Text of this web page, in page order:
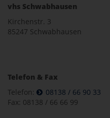
vhs Schwabhausen
Kirchenstr. 3
85247 Schwabhausen
Telefon & Fax
Telefon:
08138 / 66 90 33
Fax: 08138 / 66 66 99